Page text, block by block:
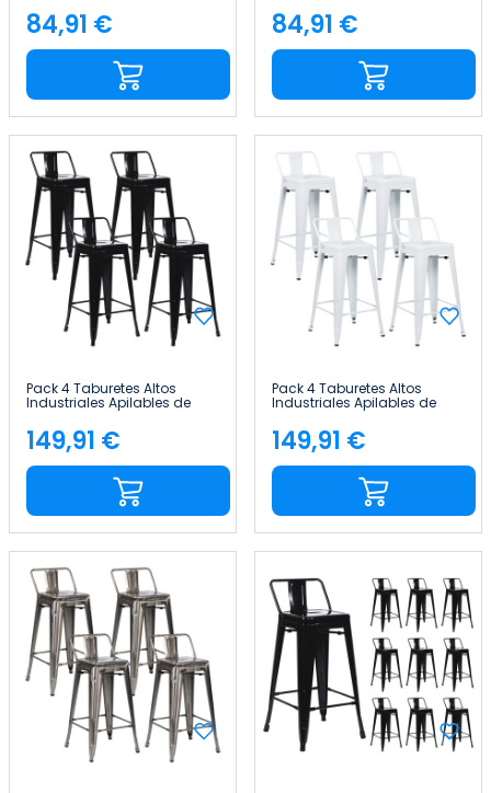
Home
Precio
84,91 € Home
Precio
84,91 €
Pack 4 Taburetes Altos
Industriales Apilables de
Acero 41x41x85cm Thinia
Home
Precio
149,91 €
Pack 4 Taburetes Altos
Industriales Apilables de
Acero 41x41x85cm Thinia
Home
Precio
149,91 €